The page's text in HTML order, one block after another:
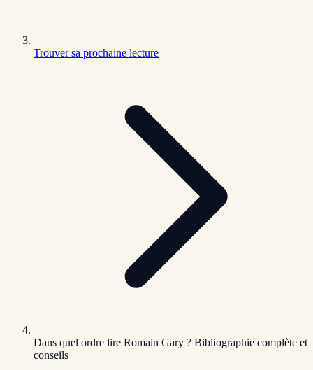
Trouver sa prochaine lecture
Dans quel ordre lire Romain Gary ? Bibliographie complète et
conseils